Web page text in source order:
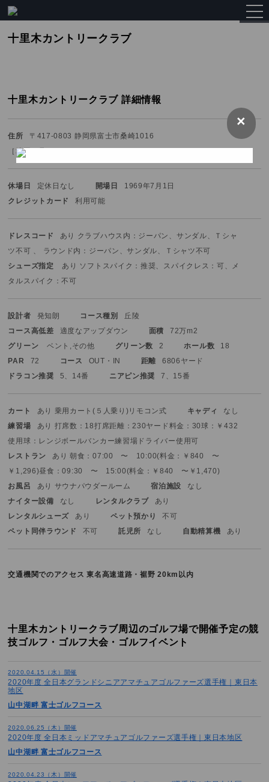
×
十里木カントリークラブ
十里木カントリークラブ 詳細情報
住所
〒417-0803 静岡県富士市桑崎1016
［地図を見る
休場日 定休日なし 開場日
1969年7月1日
クレジットカード
利用可能
ドレスコード
あり クラブハウス内：ジーパン、サンダル、Ｔシャ
ツ不可 、 ラウンド内：ジーパン、サンダル、Ｔシャツ不可
シューズ指定
あり ソフトスパイク：推奨、スパイクレス：可、メ
タルスパイク：不可
設計者 発知朗 コース種別
丘陵
コース高低差
適度なアップダウン 面積
72万m2
グリーン
ベント,その他 グリーン数 2 ホール数
18
PAR
72 コース OUT・IN 距離
6806ヤード
ドラコン推奨
5、14番 ニアピン推奨 7、15番
カート あり 乗用カート(５人乗り) リモコン式 キャディ
なし
練習場
あり 打席数：18打席距離：230ヤード 料金：30球：￥432
使用球：レンジボールバンカー練習場 ドライバー使用可
レストラン
あり 朝食：07:00 〜 10:00(料金：￥840 〜
￥1,296)昼食：09:30 〜 15:00(料金：￥840 〜￥1,470)
お風呂
あり サウナパウダールーム 宿泊施設
なし
ナイター設備
なし レンタルクラブ
あり
レンタルシューズ
あり ペット預かり
不可
ペット同伴ラウンド
不可 託児所 なし 自動精算機 あり
交通機関でのアクセス東名高速道路・裾野 20km以内
十里木カントリークラブ周辺のゴルフ場で開催予定の競
技ゴルフ・ゴルフ大会・ゴルフイベント
2020.04.15（水）開催
2020年度 全日本グランドシニアアマチュアゴルファーズ選手権｜東日本
地区
山中湖畔 富士ゴルフコース
2020.06.25（木）開催
2020年度 全日本ミッドアマチュアゴルファーズ選手権｜東日本地区
山中湖畔 富士ゴルフコース
2020.04.23（木）開催